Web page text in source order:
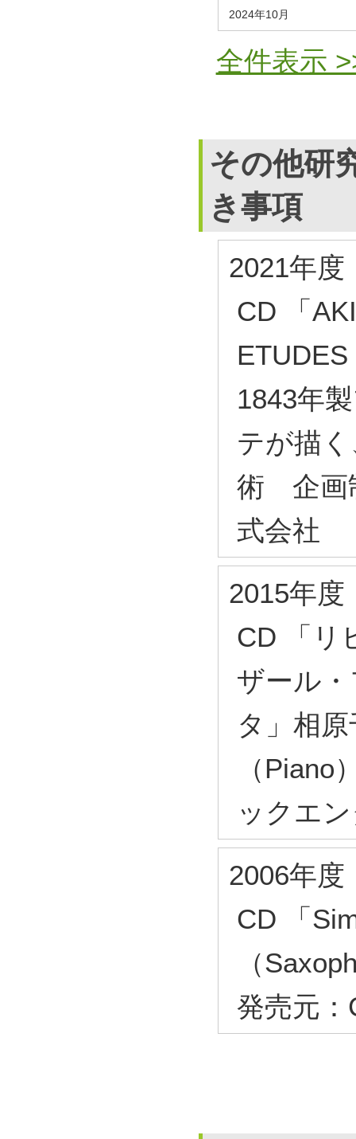
2024年10月
全件表示
その他研
き事項
2021年度
CD 「
1843年
テが描
術 企画
式会社
2015年度
CD 「リ
ザール
タ」相
（
ックエ
2006年度
CD 「
（
発売元：